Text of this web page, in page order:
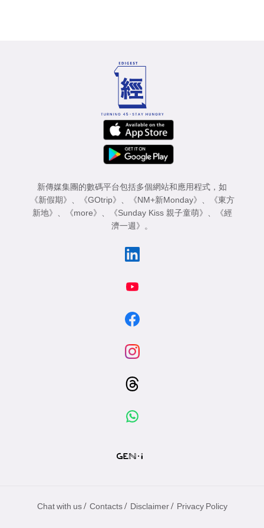
新傳媒集團的數碼平台包括多個網站和應用程式，如
《新假期》
《GOtrip》 《NM+新Monday》
《東方
新地》
《more》 《Sunday Kiss 親子童萌》
《經
濟一週》
。
Chat with us / Contacts / Disclaimer / Privacy Policy